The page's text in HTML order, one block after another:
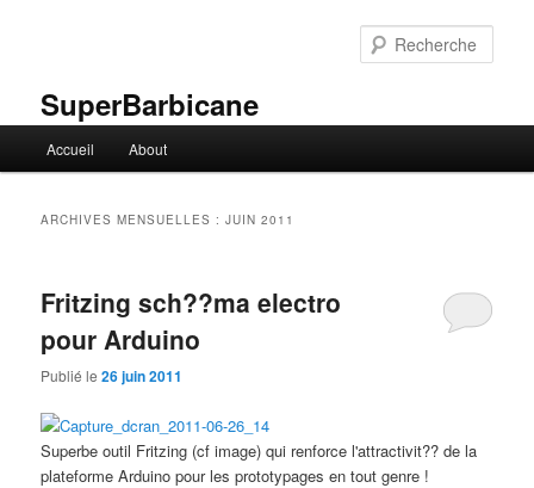
SuperBarbicane
principal
Accueil About
ARCHIVES MENSUELLES :JUIN 2011
Fritzing sch??ma electro
pour Arduino
Publié le26 juin 2011
Superbe outil Fritzing (cf image) qui renforce l'attractivit?? de la
plateforme Arduino pour les prototypages en tout genre !